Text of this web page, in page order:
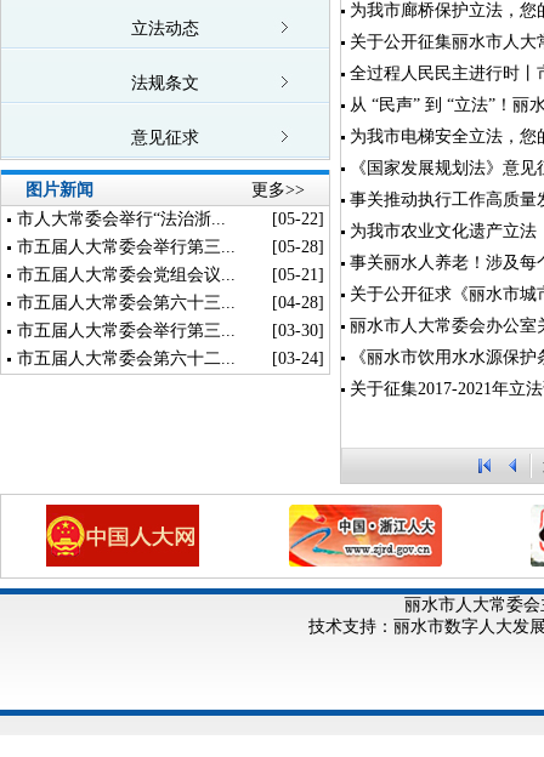
立法动态
法规条文
意见征求
图片新闻
更多>>
市人大常委会举行“法治浙...
[05-22]
市五届人大常委会举行第三...
[05-28]
市五届人大常委会党组会议...
[05-21]
市五届人大常委会第六十三...
[04-28]
市五届人大常委会举行第三...
[03-30]
市五届人大常委会第六十二...
[03-24]
为我市廊桥保护立法，您
关于公开征集丽水市人大
全过程人民民主进行时丨
从 “民声” 到 “立法”！丽
为我市电梯安全立法，您
《国家发展规划法》意
事关推动执行工作高质量
为我市农业文化遗产立法
事关丽水人养老！涉及每
关于公开征求《丽水市
丽水市人大常委会办公室
《丽水市饮用水水源保
关于征集2017-2021年立
丽水市人大常委会
技术支持：丽水市数字人大发